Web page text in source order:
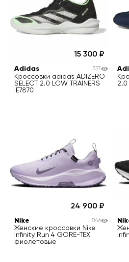
15 300
Adidas
Кроссовки adidas ADIZERO
SELECT 2.0 LOW TRAINERS
IE7870
337
2.0
24 900
Nike
Женские кроссовки Nike
Infinity Run 4 GORE-TEX
фиолетовые
846